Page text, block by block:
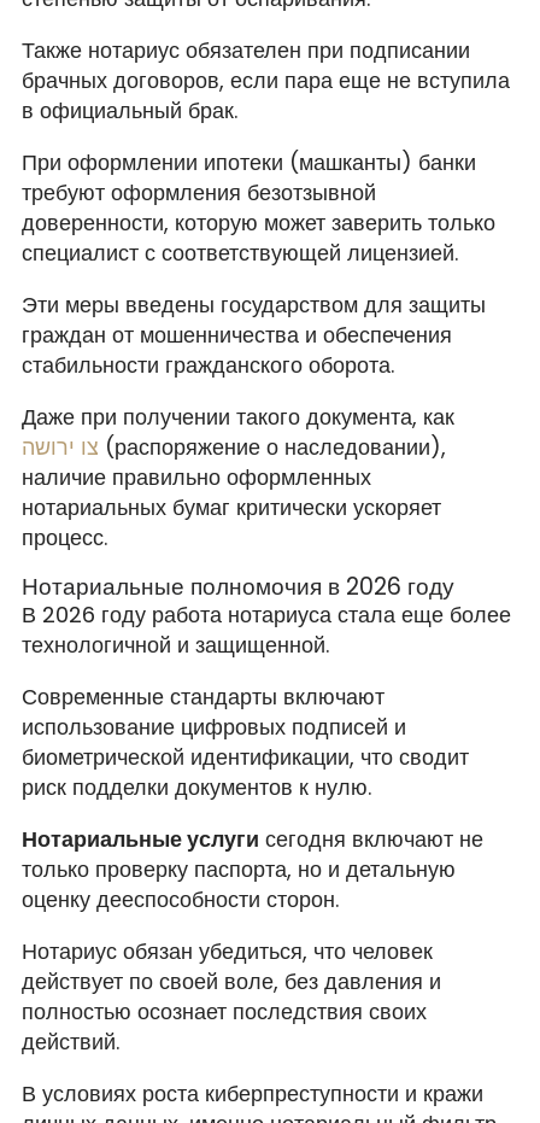
Также нотариус обязателен при подписании
брачных договоров, если пара еще не вступила
в официальный брак.
При оформлении ипотеки (машканты) банки
требуют оформления безотзывной
доверенности, которую может заверить только
специалист с соответствующей лицензией.
Эти меры введены государством для защиты
граждан от мошенничества и обеспечения
стабильности гражданского оборота.
Даже при получении такого документа, как
צו ירושה (распоряжение о наследовании),
наличие правильно оформленных
нотариальных бумаг критически ускоряет
процесс.
Нотариальные полномочия в 2026 году
В 2026 году работа нотариуса стала еще более
технологичной и защищенной.
Современные стандарты включают
использование цифровых подписей и
биометрической идентификации, что сводит
риск подделки документов к нулю.
Нотариальные услуги сегодня включают не
только проверку паспорта, но и детальную
оценку дееспособности сторон.
Нотариус обязан убедиться, что человек
действует по своей воле, без давления и
полностью осознает последствия своих
действий.
В условиях роста киберпреступности и кражи